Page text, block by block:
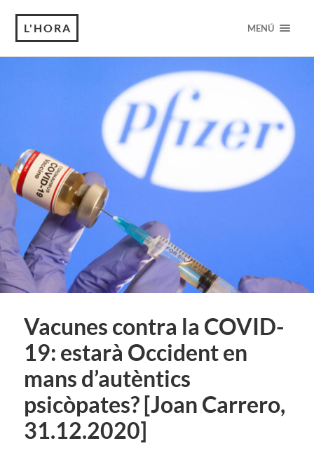
L'HORA MENÚ
Vacunes contra la COVID-
19: estarà Occident en
mans d’autèntics
psicòpates? [Joan Carrero,
31.12.2020]